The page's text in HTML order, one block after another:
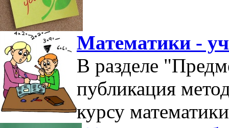
Математики -
В разделе
публикация
курсу